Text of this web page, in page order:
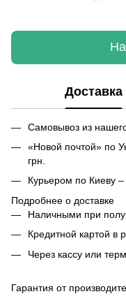
Доставка
Самовывоз из
«Новой почтой» по
грн.
Курьером по Киеву
Подробнее о доставке
Наличными при
Кредитной картой в
Через кассу или
Гарантия от